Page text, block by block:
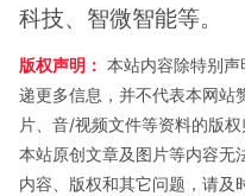
科技、智微智能等。
版权声明： 本站内容除特别
递更多信息，并不代表本网站
片、音/视频文件等资料的版
本站原创文章及图片等内容无
内容、版权和其它问题，请及